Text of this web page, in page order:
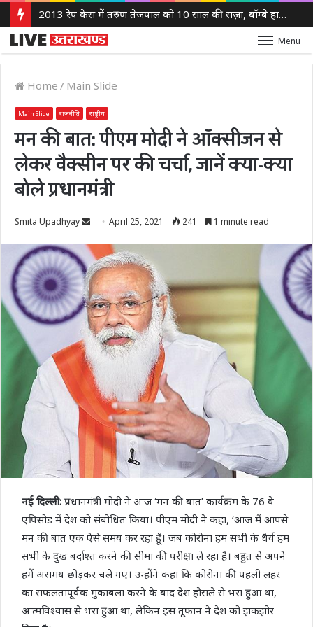
2013 रेप केस में तरुण तेजपाल को 10 साल की सज़ा, बॉम्बे हाई कोर्ट ने लगाया 10 लाख रुपये का जुर्माना
Menu
Home / Main Slide
Main Slide राजनीति राष्ट्रीय
मन की बात: पीएम मोदी ने ऑक्सीजन से
लेकर वैक्सीन पर की चर्चा, जानें क्या-क्या
बोले प्रधानमंत्री
Smita Upadhyay
Send
email
April 25, 2021 241 1 minute read
नई दिल्ली: प्रधानमंत्री मोदी ने आज ‘मन की बात’ कार्यक्रम के 76 वे
एपिसोड में देश को संबोधित किया। पीएम मोदी ने कहा, ‘आज मैं आपसे
मन की बात एक ऐसे समय कर रहा हूँ। जब कोरोना हम सभी के धैर्य हम
सभी के दुख बर्दाश्त करने की सीमा की परीक्षा ले रहा है। बहुत से अपने
हमें असमय छोड़कर चले गए। उन्होंने कहा कि कोरोना की पहली लहर
का सफलतापूर्वक मुकाबला करने के बाद देश हौसले से भरा हुआ था,
आत्मविश्वास से भरा हुआ था, लेकिन इस तूफान ने देश को झकझोर